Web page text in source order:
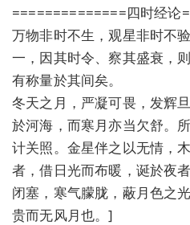
==============四时经论
万物非时不生，观星非时不
一，因其时令、察其盛衰，
有称量於其间矣。
冬天之月，严凝可畏，发辉
於河海，而寒月亦当欠舒。
计关照。金星伴之以无情，
者，借日光而布暖，诞於夜
闭塞，寒气朦胧，蔽月色之
贵而无风月也。]